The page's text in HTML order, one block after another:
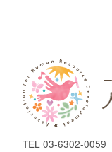
TEL 03-6302-0059